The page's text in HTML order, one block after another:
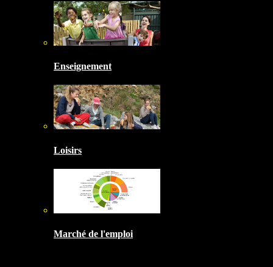
Enseignement
Loisirs
Marché de l'emploi